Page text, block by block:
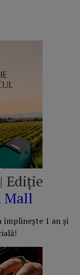
Ediție
Mall
împlinește 1 an și